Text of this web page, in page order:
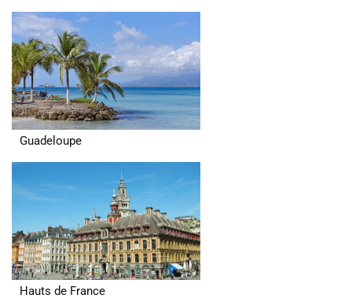
Guadeloupe
Hauts de France